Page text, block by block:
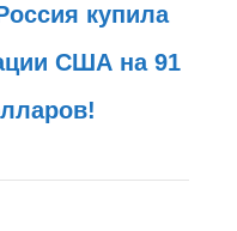
купила
США на 91